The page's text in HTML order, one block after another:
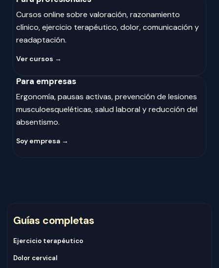
Cursos online sobre valoración, razonamiento
clínico, ejercicio terapéutico, dolor, comunicación y
readaptación.
Ver cursos →
Para empresas
Ergonomía, pausas activas, prevención de lesiones
musculoesqueléticas, salud laboral y reducción del
absentismo.
Soy empresa →
Guías completas
Ejercicio terapéutico
Dolor cervical